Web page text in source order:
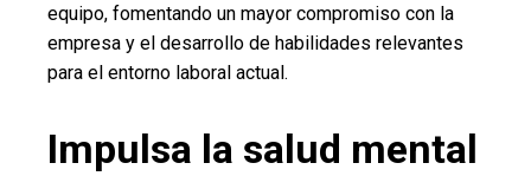
equipo, fomentando un mayor compromiso con la
empresa y el desarrollo de habilidades relevantes
para el entorno laboral actual.
Impulsa la salud mental